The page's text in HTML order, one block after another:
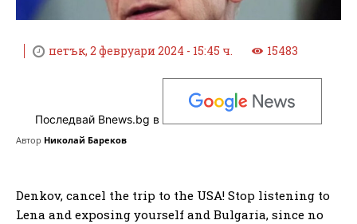
петък, 2 февруари 2024 - 15:45 ч. 15483
Последвай Bnews.bg в
Автор Николай Бареков
Denkov, cancel the trip to the USA! Stop listening to
Lena and exposing yourself and Bulgaria, since no